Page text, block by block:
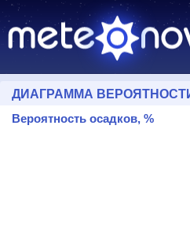
ДИАГРАММА
Вероятность осадков, %